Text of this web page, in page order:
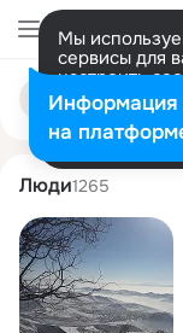
Мы
сервисы для
настроить
Разрешить
Поиск
людям
suhrob saidov
Люди1265
Информация
на